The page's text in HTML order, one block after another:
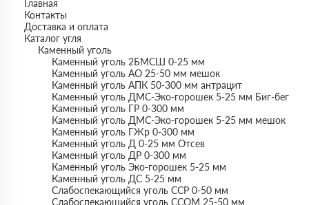
Главная
Контакты
Доставка и оплата
Каталог угля
Каменный уголь
Каменный уголь 2БМСШ 0-25 мм
Каменный уголь АО 25-50 мм мешок
Каменный уголь АПК 50-300 мм антрацит
Каменный уголь ДМС-Эко-горошек 5-25 мм Биг-бег
Каменный уголь ГР 0-300 мм
Каменный уголь ДМС-Эко-горошек 5-25 мм мешок
Каменный уголь ГЖр 0-300 мм
Каменный уголь Д 0-25 мм Отсев
Каменный уголь ДР 0-300 мм
Каменный уголь Эко-горошек 5-25 мм
Каменный уголь ДС 5-25 мм
Слабоспекающийся уголь CCР 0-50 мм
Слабоспекающийся уголь ССОМ 25-50 мм